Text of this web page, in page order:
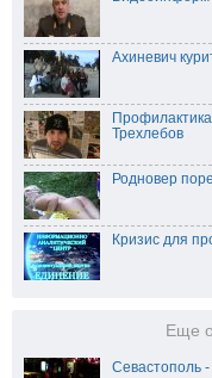
Ахиневич
Трехлебов
Родновер
Кризис для
Еще
Севастополь -